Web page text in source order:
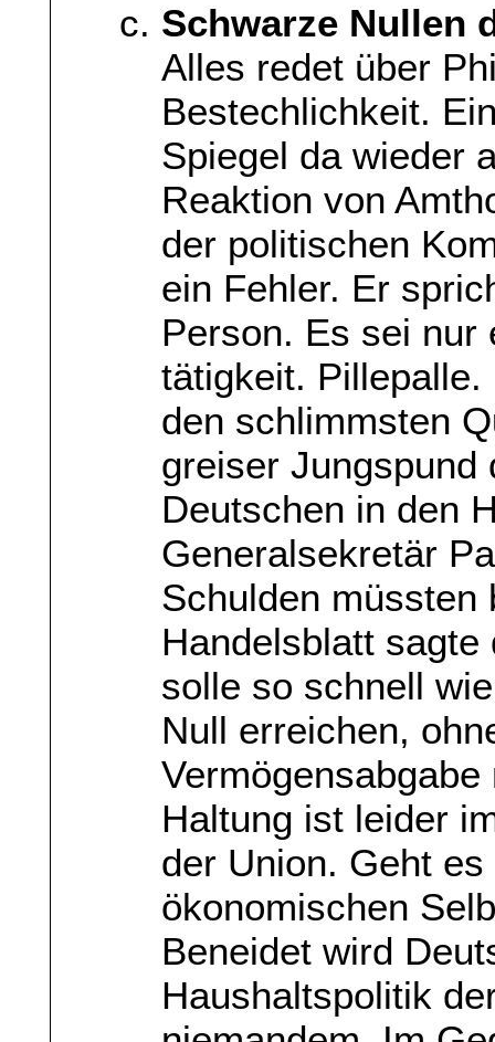
Schwarze Nullen
Alles redet über
Bestechlichkeit.
Spiegel da wieder
Reaktion von
der politischen
ein Fehler. Er
Person. Es sei nur
tätigkeit.
den schlimmsten
greiser Jungspund
Deutschen in den
Generalsekretär
Schulden müssten
Handelsblatt
solle so schnell
Null erreichen,
Haltung ist leider
der Union. Geht
ökonomischen
Beneidet wird
Haushaltspolitik